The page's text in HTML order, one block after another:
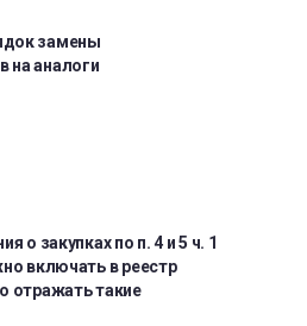
замены
на аналоги
о закупках по п. 4 и 5 ч. 1
включать в реестр
отражать такие